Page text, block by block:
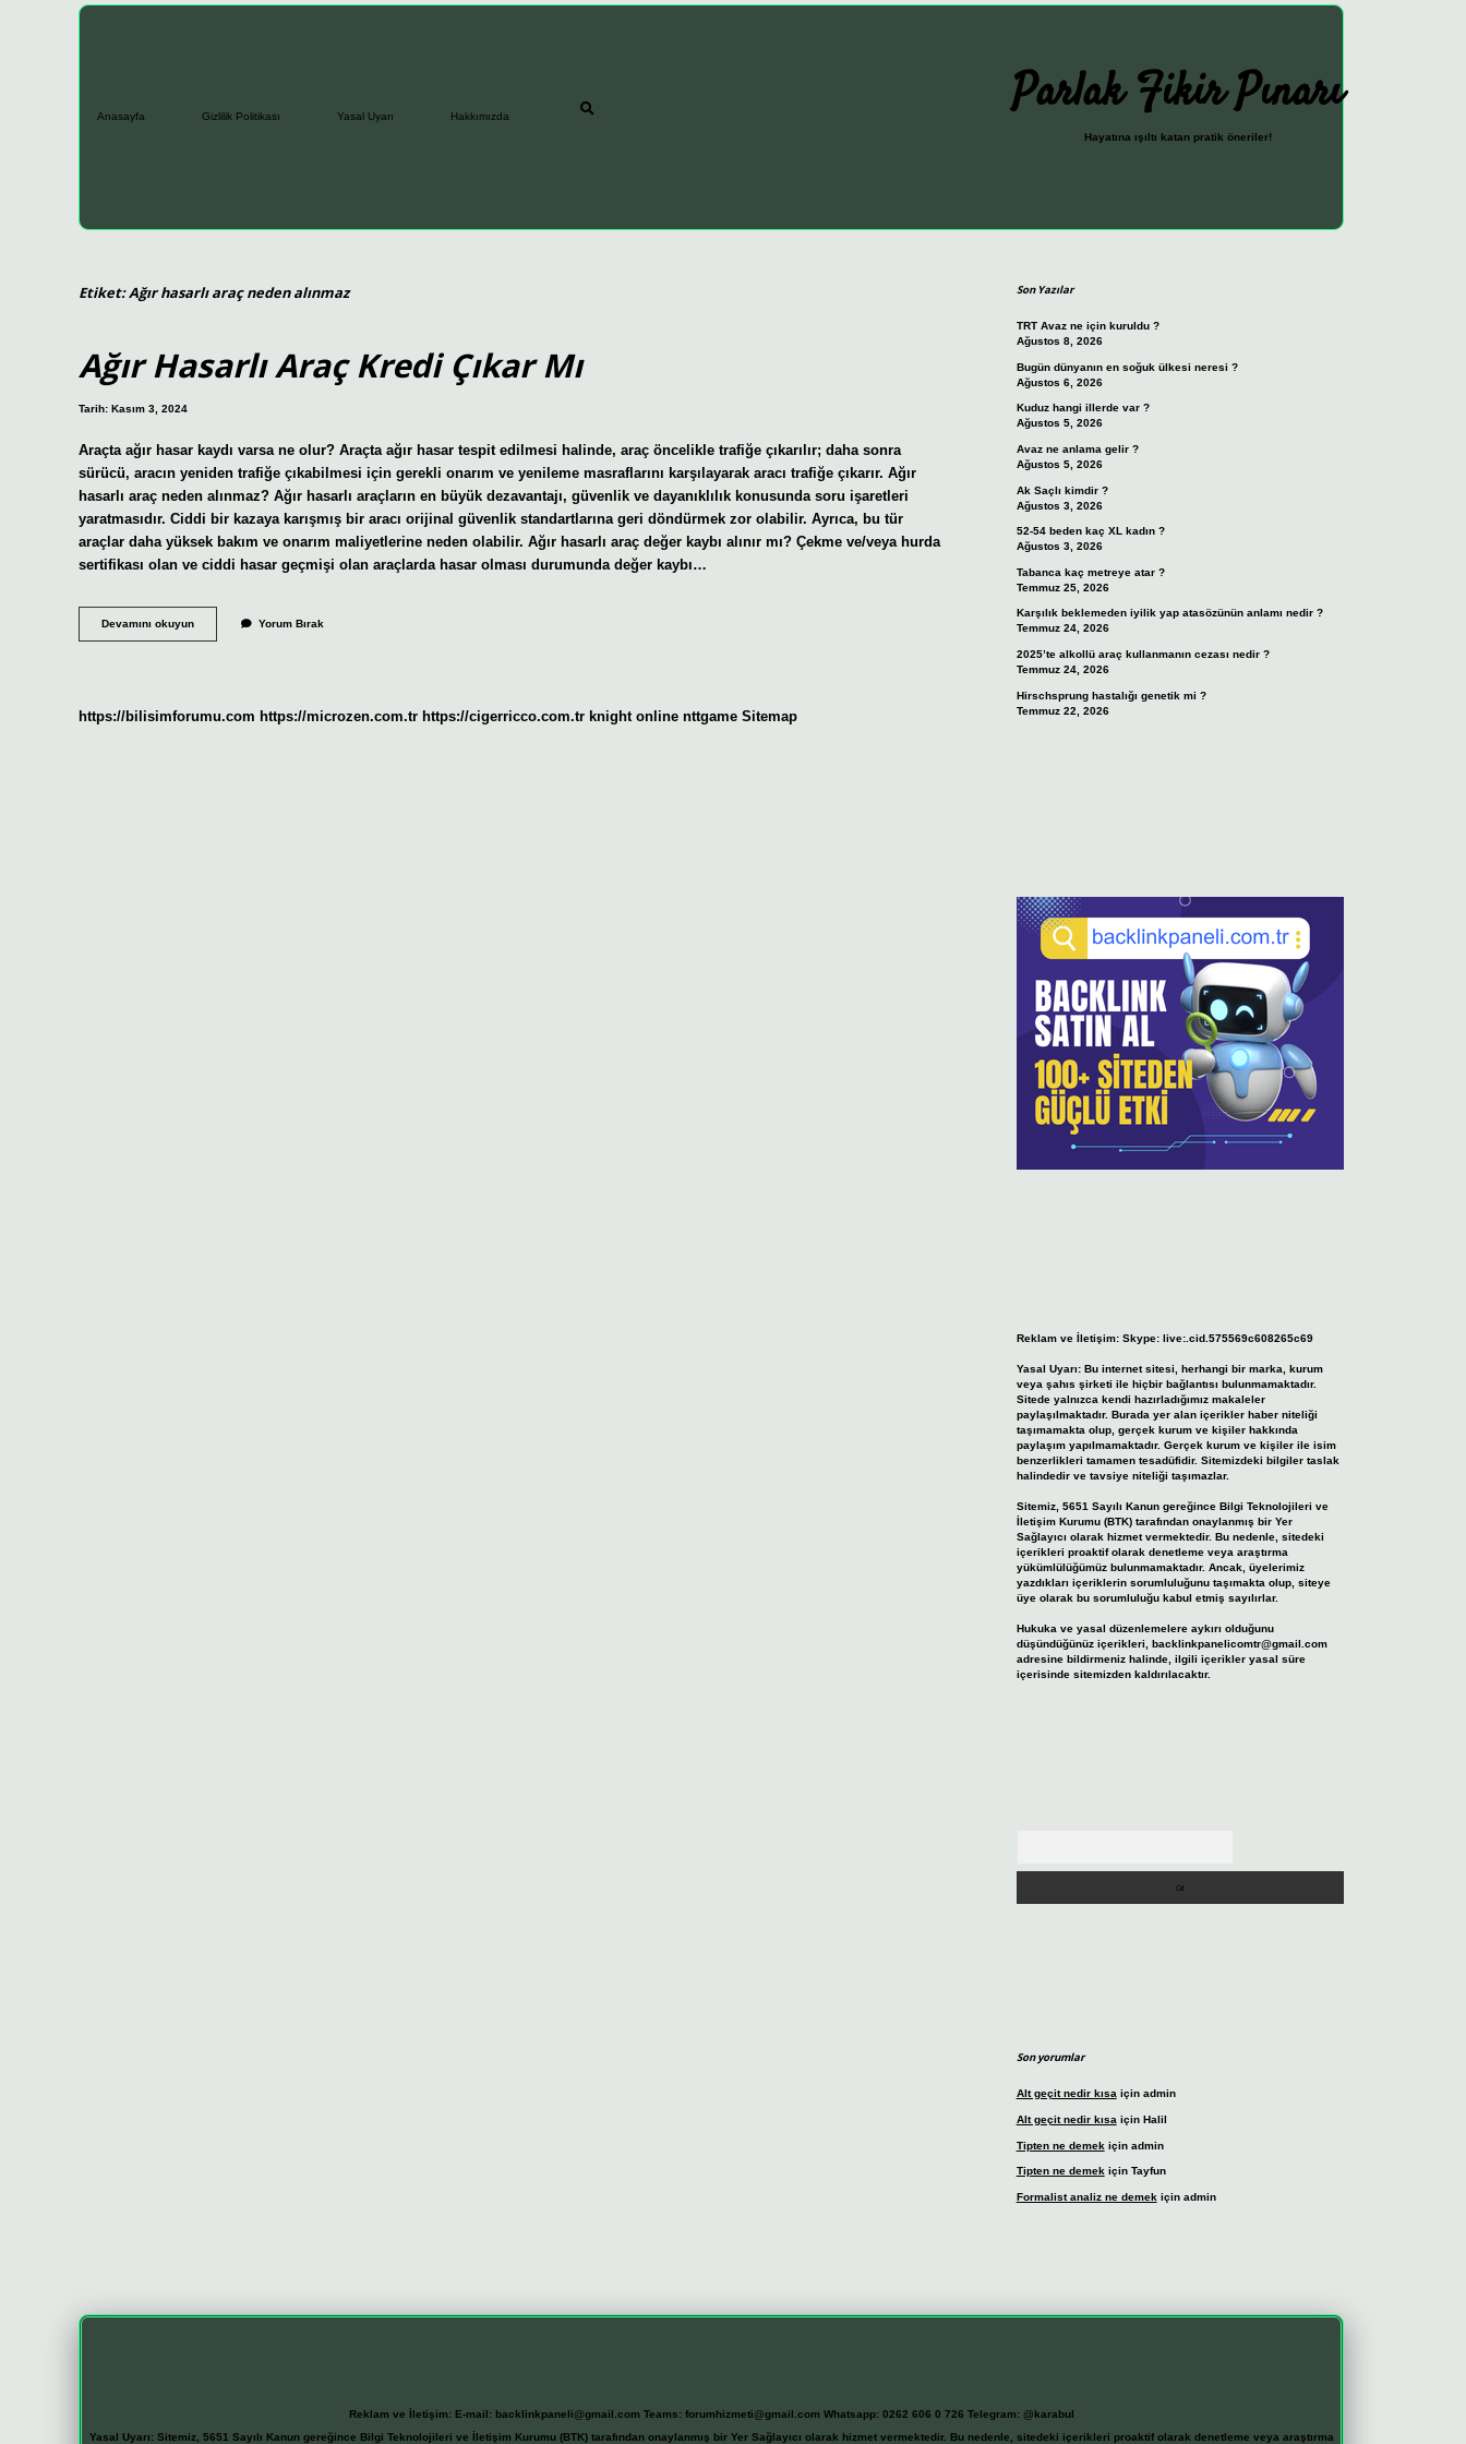
Anasayfa Gizlilik Politikası Yasal Uyarı Hakkımızda Parlak Fikir Pınarı
Hayatına ışıltı katan pratik öneriler!
Etiket:Ağır hasarlı araç neden alınmaz
Ağır Hasarlı Araç Kredi Çıkar Mı
Tarih: Kasım 3, 2024
Araçta ağır hasar kaydı varsa ne olur? Araçta ağır hasar tespit edilmesi halinde, araç öncelikle trafiğe çıkarılır; daha sonra
sürücü, aracın yeniden trafiğe çıkabilmesi için gerekli onarım ve yenileme masraflarını karşılayarak aracı trafiğe çıkarır. Ağır
hasarlı araç neden alınmaz? Ağır hasarlı araçların en büyük dezavantajı, güvenlik ve dayanıklılık konusunda soru işaretleri
yaratmasıdır. Ciddi bir kazaya karışmış bir aracı orijinal güvenlik standartlarına geri döndürmek zor olabilir. Ayrıca, bu tür
araçlar daha yüksek bakım ve onarım maliyetlerine neden olabilir. Ağır hasarlı araç değer kaybı alınır mı? Çekme ve/veya hurda
sertifikası olan ve ciddi hasar geçmişi olan araçlarda hasar olması durumunda değer kaybı…
Devamını okuyunAğır
Hasarlı
Yorum Bırak
https://bilisimforumu.com https://microzen.com.tr https://cigerricco.com.tr knight online nttgame Sitemap
Son Yazılar
TRT Avaz ne için kuruldu ?
Ağustos 8, 2026
Bugün dünyanın en soğuk ülkesi neresi ?
Ağustos 6, 2026
Kuduz hangi illerde var ?
Ağustos 5, 2026
Avaz ne anlama gelir ?
Ağustos 5, 2026
Ak Saçlı kimdir ?
Ağustos 3, 2026
52-54 beden kaç XL kadın ?
Ağustos 3, 2026
Tabanca kaç metreye atar ?
Temmuz 25, 2026
Karşılık beklemeden iyilik yap atasözünün anlamı nedir ?
Temmuz 24, 2026
2025’te alkollü araç kullanmanın cezası nedir ?
Temmuz 24, 2026
Hirschsprung hastalığı genetik mi ?
Temmuz 22, 2026
Reklam ve İletişim: Skype: live:.cid.575569c608265c69
Yasal Uyarı: Bu internet sitesi, herhangi bir marka, kurum
veya şahıs şirketi ile hiçbir bağlantısı bulunmamaktadır.
Sitede yalnızca kendi hazırladığımız makaleler
paylaşılmaktadır. Burada yer alan içerikler haber niteliği
taşımamakta olup, gerçek kurum ve kişiler hakkında
paylaşım yapılmamaktadır. Gerçek kurum ve kişiler ile isim
benzerlikleri tamamen tesadüfidir. Sitemizdeki bilgiler taslak
halindedir ve tavsiye niteliği taşımazlar.
Sitemiz, 5651 Sayılı Kanun gereğince Bilgi Teknolojileri ve
İletişim Kurumu (BTK) tarafından onaylanmış bir Yer
Sağlayıcı olarak hizmet vermektedir. Bu nedenle, sitedeki
içerikleri proaktif olarak denetleme veya araştırma
yükümlülüğümüz bulunmamaktadır. Ancak, üyelerimiz
yazdıkları içeriklerin sorumluluğunu taşımakta olup, siteye
üye olarak bu sorumluluğu kabul etmiş sayılırlar.
Hukuka ve yasal düzenlemelere aykırı olduğunu
düşündüğünüz içerikleri, backlinkpanelicomtr@gmail.com
adresine bildirmeniz halinde, ilgili içerikler yasal süre
içerisinde sitemizden kaldırılacaktır.
Son yorumlar
Alt geçit nedir kısaiçin admin
Alt geçit nedir kısa için Halil
Tipten ne demek için admin
Tipten ne demek için Tayfun
Formalist analiz ne demek için admin
Reklam ve İletişim: E-mail: backlinkpaneli@gmail.com Teams: forumhizmeti@gmail.com Whatsapp: 0262 606 0 726 Telegram: @karabul
Yasal Uyarı:Sitemiz, 5651 Sayılı Kanun gereğince Bilgi Teknolojileri ve İletişim Kurumu (BTK) tarafından onaylanmış bir Yer Sağlayıcı olarak hizmet vermektedir. Bu nedenle, sitedeki içerikleri proaktif olarak denetleme veya araştırma